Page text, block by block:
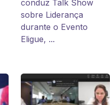
conduz Talk Show
sobre Liderança
durante o Evento
Eligue, ...